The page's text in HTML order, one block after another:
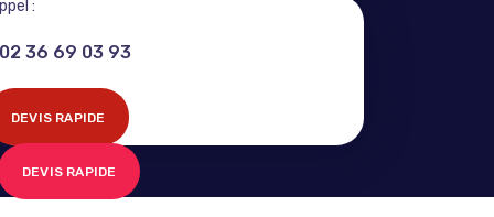
:
02 36 69 03 93
DEVIS RAPIDE
DEVIS RAPIDE